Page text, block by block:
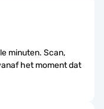
minuten. Scan,
het moment dat